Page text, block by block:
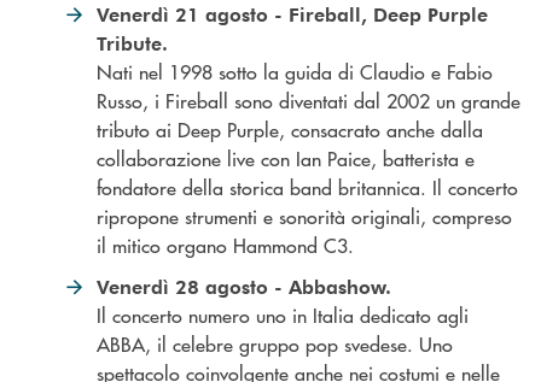
Venerdì 21 agosto - Fireball, Deep Purple
Tribute.
Nati nel 1998 sotto la guida di Claudio e Fabio
Russo, i Fireball sono diventati dal 2002 un grande
tributo ai Deep Purple, consacrato anche dalla
collaborazione live con Ian Paice, batterista e
fondatore della storica band britannica. Il concerto
ripropone strumenti e sonorità originali, compreso
il mitico organo Hammond C3.
Venerdì 28 agosto - Abbashow.
Il concerto numero uno in Italia dedicato agli
ABBA, il celebre gruppo pop svedese. Uno
spettacolo coinvolgente anche nei costumi e nelle